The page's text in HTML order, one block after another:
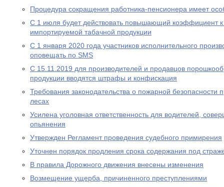
Процедура сокращения работника-пенсионера имеет
С 1 июля будет действовать повышающий коэффициент
импортируемой табачной продукции
С 1 января 2020 года участников исполнительного
оповещать по SMS
С 15.11.2019 для производителей и продавцов
продукции вводятся штрафы и конфискация
Требования законодательства о пожарной безопасности
лесах
Усилена уголовная ответственность для водителей,
опьянения
Утвержден Регламент проведения судебного примирения
Уточнен порядок продления срока содержания под
В правила Дорожного движения внесены изменения
Возмещение ущерба, причиненного преступлениями